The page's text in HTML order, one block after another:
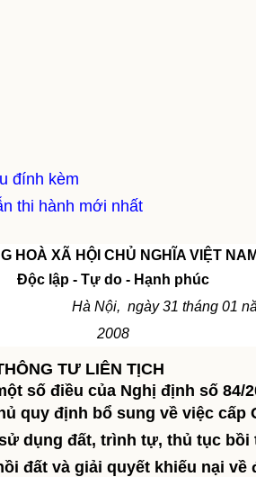
đính kèm
thi hành mới nhất
HOÀ XÃ HỘI CHỦ NGHĨA VIỆT
Độc lập - Tự do - Hạnh phúc
Hà Nội, ngày 31 tháng 01
2008
TƯ LIÊN TỊCH
số điều của Nghị định số 84/
quy định bổ sung về việc
dụng đất, trình tự, thủ tục
đất và giải quyết khiếu nại về